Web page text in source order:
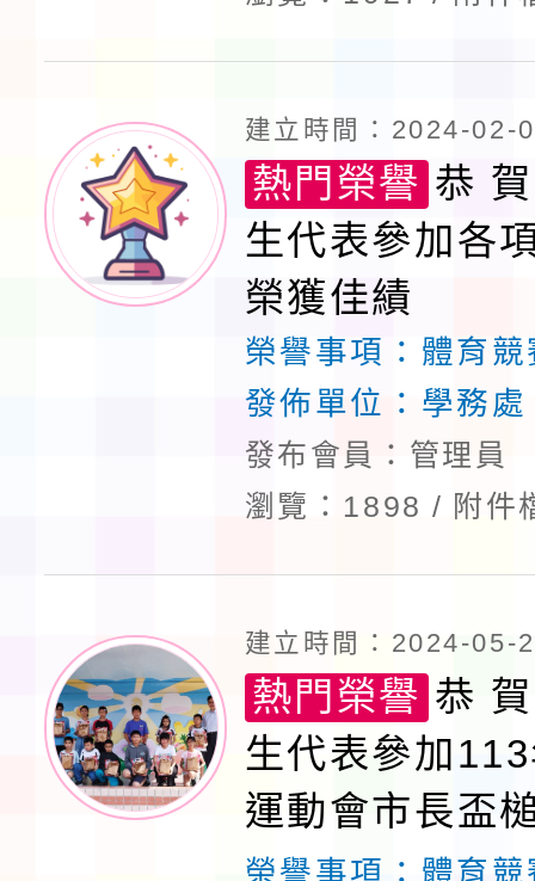
建立時間：2024-02-
熱門榮譽 恭
生代表參加各
榮獲佳績
榮譽事項： 體育競
發佈單位： 學務處
發布會員：管理員
瀏覽：1898
附件
建立時間：2024-05-
熱門榮譽 恭
生代表參加
運動會市長盃
榮獲佳績
榮譽事項： 體育競